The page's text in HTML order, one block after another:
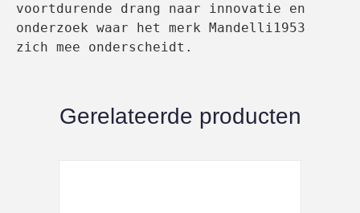
voortdurende drang naar innovatie en
onderzoek waar het merk Mandelli1953
zich mee onderscheidt.
Gerelateerde producten